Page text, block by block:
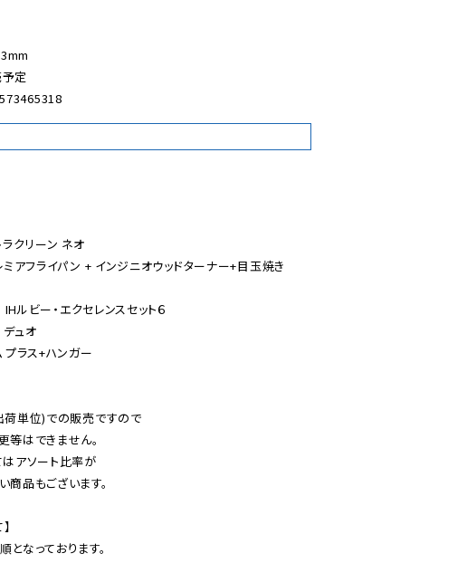
定
ラクリーン ネオ
ミアフライパン + インジニオウッドターナー+目玉焼き
IHルビー・エクセレンスセット６
デュオ
プラス+ハンガー
単位)での販売ですので
等はできません。
はアソート比率が
品もございます。
なっております。